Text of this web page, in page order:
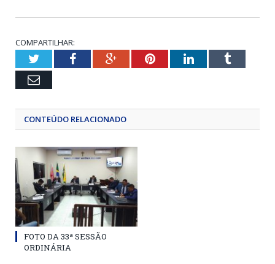
COMPARTILHAR:
TwitterFacebookGoogle+PinterestLinkedInTumblr
Email
CONTEÚDO RELACIONADO
FOTO DA 33ª SESSÃO
ORDINÁRIA